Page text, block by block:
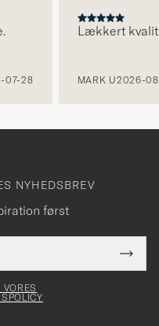
07-28
Lækkert
MARK U2026-
NYHEDSBREV
først